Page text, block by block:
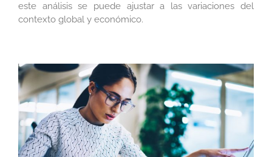
este análisis se puede ajustar a las variaciones del
contexto global y económico.